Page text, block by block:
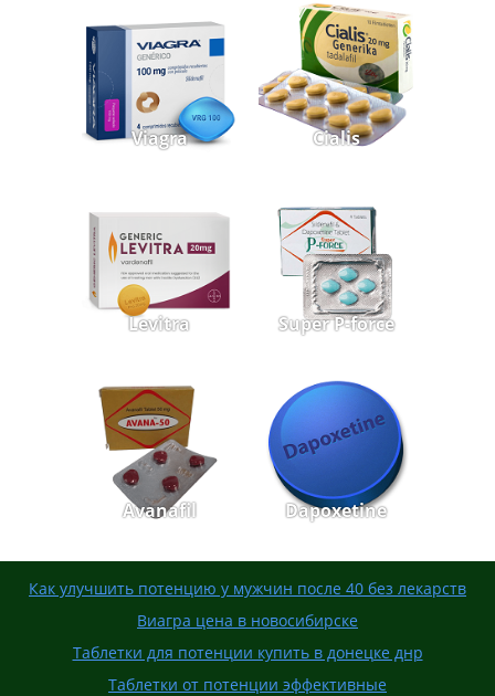
Viagra Cialis
Levitra Super P-force
Avanafil Dapoxetine
Как улучшить потенцию у мужчин после 40 без лекарств
Виагра цена в новосибирске
Таблетки для потенции купить в донецке днр
Таблетки от потенции эффективные